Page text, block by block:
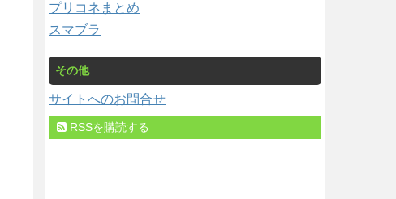
プリコネまとめ
スマブラ
その他
サイトへのお問合せ
RSSを購読する